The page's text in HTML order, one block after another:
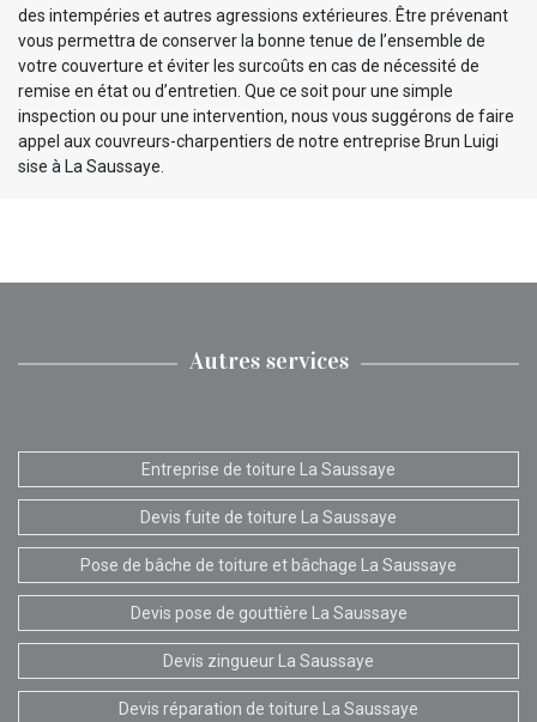
des intempéries et autres agressions extérieures. Être prévenant
vous permettra de conserver la bonne tenue de l’ensemble de
votre couverture et éviter les surcoûts en cas de nécessité de
remise en état ou d’entretien. Que ce soit pour une simple
inspection ou pour une intervention, nous vous suggérons de faire
appel aux couvreurs-charpentiers de notre entreprise Brun Luigi
sise à La Saussaye.
Autres services
Entreprise de toiture La Saussaye
Devis fuite de toiture La Saussaye
Pose de bâche de toiture et bâchage La Saussaye
Devis pose de gouttière La Saussaye
Devis zingueur La Saussaye
Devis réparation de toiture La Saussaye